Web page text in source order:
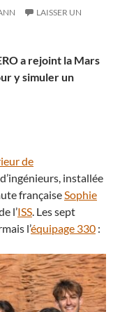
LAISSER UN
a rejoint la Mars
y simuler un
de
installée
françaiseSophie
l’ISS. Les sept
l’équipage 330 :